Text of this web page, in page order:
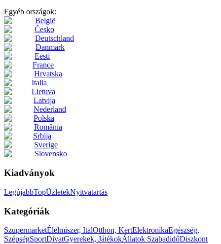
Egyéb országok:
België
Česko
Deutschland
Danmark
Eesti
France
Hrvatska
Italia
Lietuva
Latvija
Nederland
Polska
România
Srbija
Sverige
Slovensko
Kiadványok
LegújabbTopÜzletekNyitvatartás
Kategóriák
SzupermarketÉlelmiszer, ItalOtthon, KertElektronikaEgészség,
SzépségSportDivatGyerekek, JátékokÁllatok SzabadidőDiszkont